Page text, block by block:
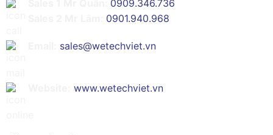
0909.346.736
0901.940.968
sales@wetechviet.vn
www.wetechviet.vn